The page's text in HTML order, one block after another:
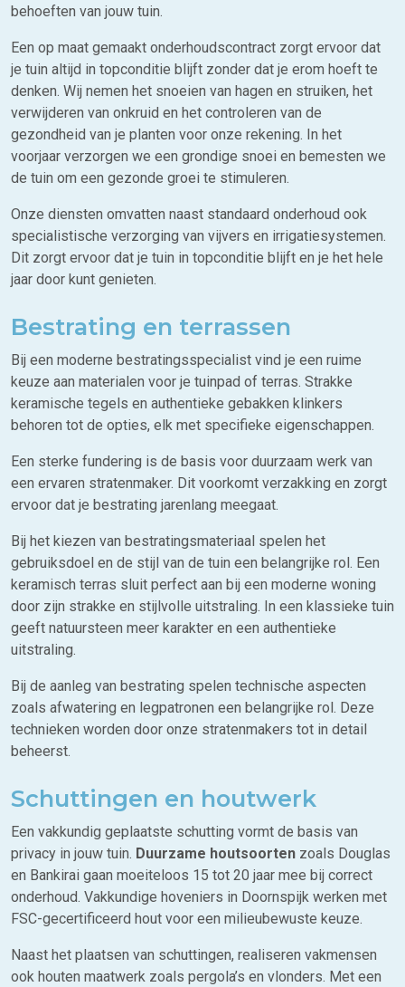
behoeften van jouw tuin.
Een op maat gemaakt onderhoudscontract zorgt ervoor dat
je tuin altijd in topconditie blijft zonder dat je erom hoeft te
denken. Wij nemen het snoeien van hagen en struiken, het
verwijderen van onkruid en het controleren van de
gezondheid van je planten voor onze rekening. In het
voorjaar verzorgen we een grondige snoei en bemesten we
de tuin om een gezonde groei te stimuleren.
Onze diensten omvatten naast standaard onderhoud ook
specialistische verzorging van vijvers en irrigatiesystemen.
Dit zorgt ervoor dat je tuin in topconditie blijft en je het hele
jaar door kunt genieten.
Bestrating en terrassen
Bij een moderne bestratingsspecialist vind je een ruime
keuze aan materialen voor je tuinpad of terras. Strakke
keramische tegels en authentieke gebakken klinkers
behoren tot de opties, elk met specifieke eigenschappen.
Een sterke fundering is de basis voor duurzaam werk van
een ervaren stratenmaker. Dit voorkomt verzakking en zorgt
ervoor dat je bestrating jarenlang meegaat.
Bij het kiezen van bestratingsmateriaal spelen het
gebruiksdoel en de stijl van de tuin een belangrijke rol. Een
keramisch terras sluit perfect aan bij een moderne woning
door zijn strakke en stijlvolle uitstraling. In een klassieke tuin
geeft natuursteen meer karakter en een authentieke
uitstraling.
Bij de aanleg van bestrating spelen technische aspecten
zoals afwatering en legpatronen een belangrijke rol. Deze
technieken worden door onze stratenmakers tot in detail
beheerst.
Schuttingen en houtwerk
Een vakkundig geplaatste schutting vormt de basis van
privacy in jouw tuin. Duurzame houtsoorten zoals Douglas
en Bankirai gaan moeiteloos 15 tot 20 jaar mee bij correct
onderhoud. Vakkundige hoveniers in Doornspijk werken met
FSC-gecertificeerd hout voor een milieubewuste keuze.
Naast het plaatsen van schuttingen, realiseren vakmensen
ook houten maatwerk zoals pergola’s en vlonders. Met een